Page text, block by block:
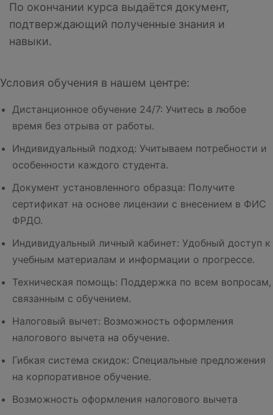
По окончании курса выдаётся документ,
подтверждающий полученные знания и
навыки.
Условия обучения в нашем центре:
Дистанционное обучение 24/7: Учитесь в любое
время без отрыва от работы.
Индивидуальный подход: Учитываем потребности и
особенности каждого студента.
Документ установленного образца: Получите
сертификат на основе лицензии с внесением в ФИС
ФРДО.
Индивидуальный личный кабинет: Удобный доступ к
учебным материалам и информации о прогрессе.
Техническая помощь: Поддержка по всем вопросам,
связанным с обучением.
Налоговый вычет: Возможность оформления
налогового вычета на обучение.
Гибкая система скидок: Специальные предложения
на корпоративное обучение.
Возможность оформления налогового вычета